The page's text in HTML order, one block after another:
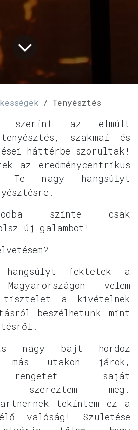
Tenyésztés
szerint az elmúlt
szakmai és
háttérbe szorultak!
az eredménycentrikus
Te nagy hangsúlyt
szinte csak
új galambot!
hangsúlyt fektetek a
velem
tisztelet a kivételnek
beszélhetünk mint
nagy bajt hordoz
más utakon járok,
rengetet saját
szereztem meg.
tekintem ez a
valóság! Születése